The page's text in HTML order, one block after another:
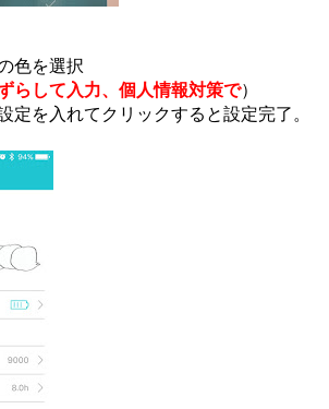
色を選択
らして入力、個人情報対策で）
定を入れてクリックすると設定完了。